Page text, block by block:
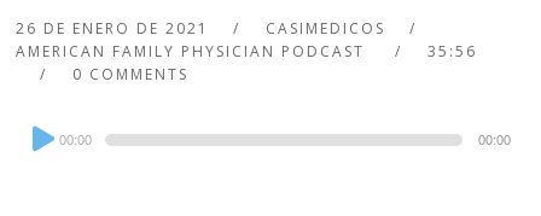
26 DE ENERO DE 2021
CASIMEDICOS
AMERICAN FAMILY PHYSICIAN PODCAST
35:56
0 COMMENTS
Audio
Player
00:00 00:00